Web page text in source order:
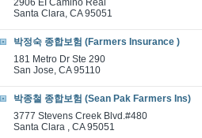
2906 EI Camino Real
Santa Clara, CA 95051
박정숙 종합보험 (Farmers Insurance )
181 Metro Dr Ste 290
San Jose, CA 95110
박종철 종합보험 (Sean Pak Farmers Ins)
3777 Stevens Creek Blvd.#480
Santa Clara , CA 95051